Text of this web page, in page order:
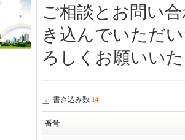
ご相談とお問い
き込んでいただ
ろしくお願いい
書き込み数 14
番号